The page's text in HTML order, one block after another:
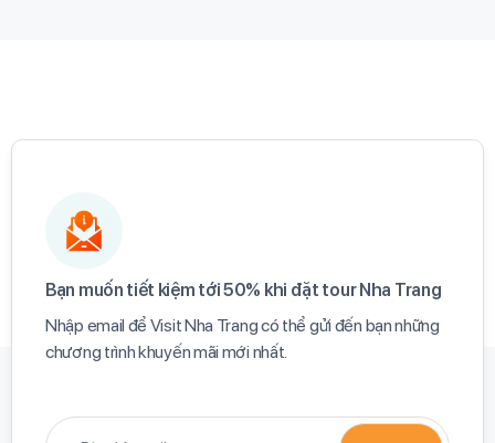
Bạn muốn tiết kiệm tới 50% khi đặt tour Nha Trang​
Nhập email để Visit Nha Trang có thể gửi đến bạn những
chương trình khuyến mãi mới nhất.​